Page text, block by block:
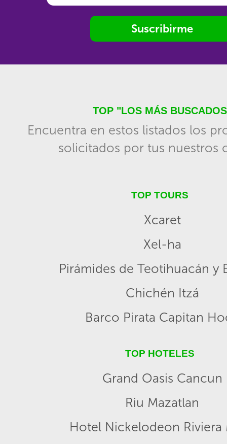
Suscribirme
TOP "LOS MÁS
Encuentra en estos listados los
solicitados por tus nuestros
TOP TOURS
Xcaret
Xel-ha
Pirámides de Teotihuacán y
Chichén Itzá
Barco Pirata Capitan
TOP HOTELES
Grand Oasis Cancun
Riu Mazatlan
Hotel Nickelodeon Riviera